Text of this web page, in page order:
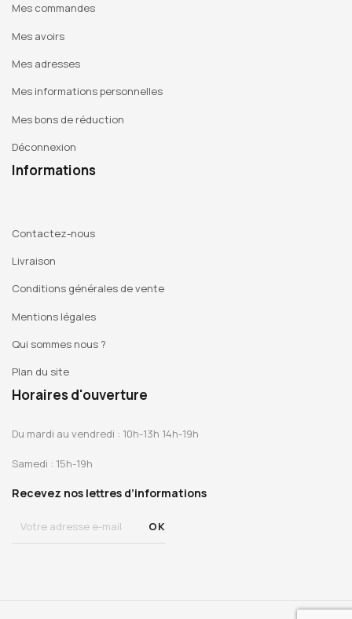
Mes commandes
Mes avoirs
Mes adresses
Mes informations personnelles
Mes bons de réduction
Déconnexion
Informations
Contactez-nous
Livraison
Conditions générales de vente
Mentions légales
Qui sommes nous ?
Plan du site
Horaires d'ouverture
Du mardi au vendredi : 10h-13h 14h-19h
Samedi : 15h-19h
Recevez nos lettres d’informations